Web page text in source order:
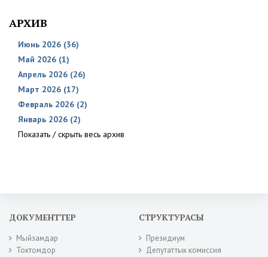
АРХИВ
Июнь 2026 (36)
Май 2026 (1)
Апрель 2026 (26)
Март 2026 (17)
Февраль 2026 (2)
Январь 2026 (2)
Показать / скрыть весь архив
ДОКУМЕНТТЕР
Мыйзамдар
Токтомдор
СТРУКТУРАСЫ
Президиум
Депутаттык комиссия